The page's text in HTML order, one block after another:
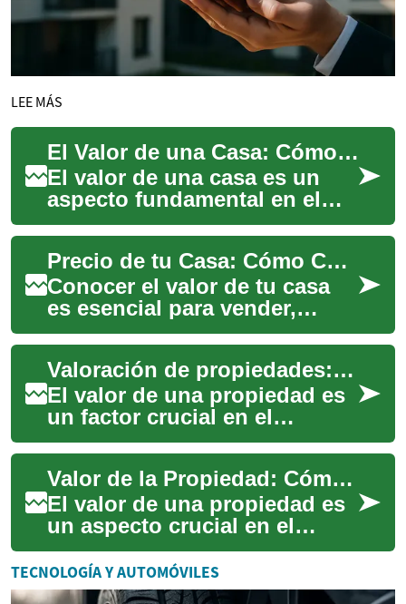
LEE MÁS
El Valor de una Casa: Cómo Determinar el Precio de Tu Propiedad
El valor de una casa es un
aspecto fundamental en el
mundo inmobiliario, tanto
para propietarios como para
compradore...
Precio de tu Casa: Cómo Calcular su Valor Real
Conocer el valor de tu casa
es esencial para vender,
comprar, refinanciar o
comprender tu inversión.
Aprende qué fact...
Valoración de propiedades: Cómo determinar el valor de tu casa
El valor de una propiedad es
un factor crucial en el
mercado inmobiliario, tanto
para propietarios como para
comprado...
Valor de la Propiedad: Cómo Calcular y Aumentar el Valor de tu Casa
El valor de una propiedad es
un aspecto crucial en el
mundo inmobiliario. Ya sea
que estés pensando en
vender tu casa...
TECNOLOGÍA Y AUTOMÓVILES